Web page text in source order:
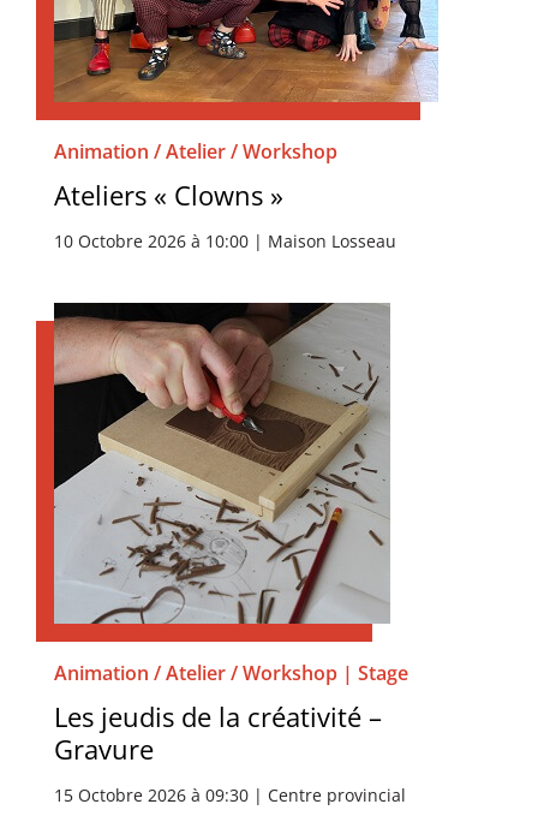
Animation / Atelier / Workshop
Ateliers « Clowns »
10 Octobre 2026 à 10:00 | Maison Losseau
Animation / Atelier / Workshop | Stage
Les jeudis de la créativité –
Gravure
15 Octobre 2026 à 09:30 | Centre provincial